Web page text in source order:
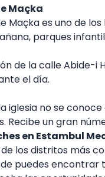
Maçka
Maçka es uno de
parques
de la calle Abide-i
el día.
iglesia no se
Recibe un gran
en Estambul
los distritos más
puedes encontrar